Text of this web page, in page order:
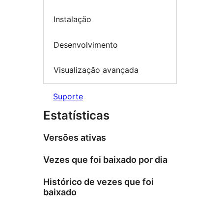
Instalação
Desenvolvimento
Visualização avançada
Suporte
Estatísticas
Versões ativas
Vezes que foi baixado por dia
Histórico de vezes que foi
baixado